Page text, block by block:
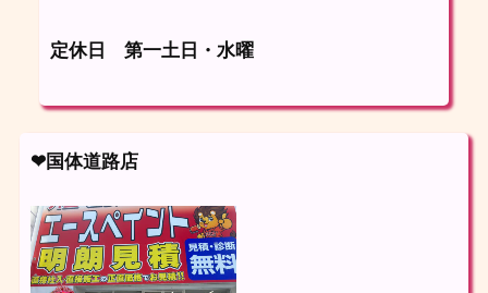
定休日 第一土日・水曜
❤国体道路店